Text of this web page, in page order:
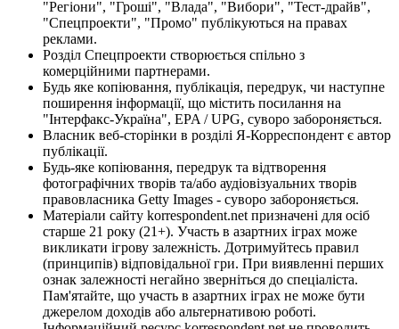
"Регіони", "Гроші", "Влада", "Вибори", "Тест-драйв",
"Спецпроекти", "Промо" публікуються на правах
реклами.
Розділ Спецпроекти створюється спільно з
комерційними партнерами.
Будь яке копіювання, публікація, передрук, чи наступне
поширення інформації, що містить посилання на
"Інтерфакс-Україна", EPA / UPG, суворо забороняється.
Власник веб-сторінки в розділі Я-Корреспондент є автор
публікації.
Будь-яке копіювання, передрук та відтворення
фотографічних творів та/або аудіовізуальних творів
правовласника Getty Images - суворо забороняється.
Матеріали сайту korrespondent.net призначені для осіб
старше 21 року (21+). Участь в азартних іграх може
викликати ігрову залежність. Дотримуйтесь правил
(принципів) відповідальної гри. При виявленні перших
ознак залежності негайно зверніться до спеціаліста.
Пам'ятайте, що участь в азартних іграх не може бути
джерелом доходів або альтернативою роботі.